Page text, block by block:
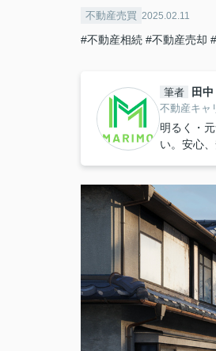
不動産売買 2025.02.11
#不動産相続 #不動産売却
筆者 田
不動産キャ
明るく・
い。安心